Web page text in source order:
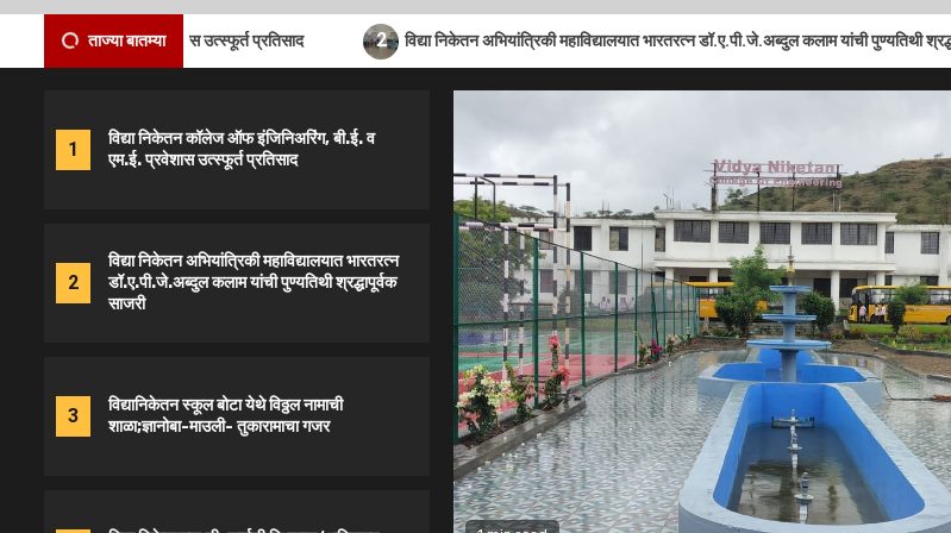
ताज्या बातम्या
व एम.ई. प्रवेशास उत्स्फूर्त प्रतिसाद 2 विद्या निकेतन अभियांत्रिकी महाविद्यालयात भारतरत्न डॉ.ए.पी.जे.अब्दुल कलाम यांची पुण्यतिथी श्रद्धापूर्वक साजरी
साजरी